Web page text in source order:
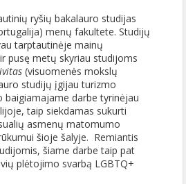
ryšių bakalauro studijas
menų fakultete. Studijų
tarptautinėje mainų
ir pusę metų skyriau studijoms
(visuomenės mokslų
studijų įgijau turizmo
baigiamajame darbe tyrinėjau
taip siekdamas sukurti
asmenų matomumo
šioje šalyje. Remiantis
šiame darbe taip pat
plėtojimo svarbą LGBTQ+